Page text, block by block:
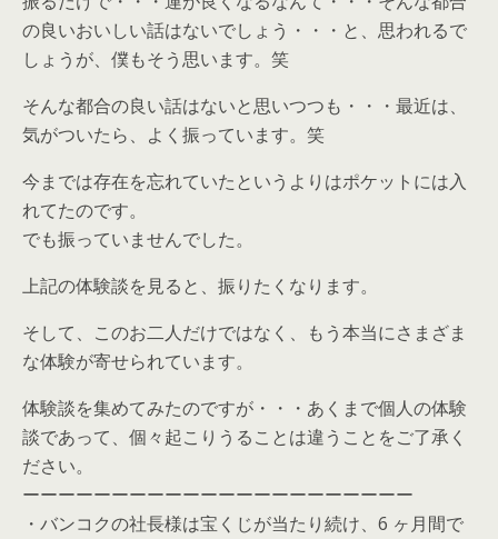
の良いおいしい話はないでしょう・・・と、思われるで
しょうが、僕もそう思います。笑
そんな都合の良い話はないと思いつつも・・・最近は、
気がついたら、よく振っています。笑
今までは存在を忘れていたというよりはポケットには入
れてたのです。
でも振っていませんでした。
上記の体験談を見ると、振りたくなります。
そして、このお二人だけではなく、もう本当にさまざま
な体験が寄せられています。
体験談を集めてみたのですが・・・あくまで個人の体験
談であって、個々起こりうることは違うことをご了承く
ださい。
ーーーーーーーーーーーーーーーーーーーーーー
・バンコクの社長様は宝くじが当たり続け、6 ヶ月間で